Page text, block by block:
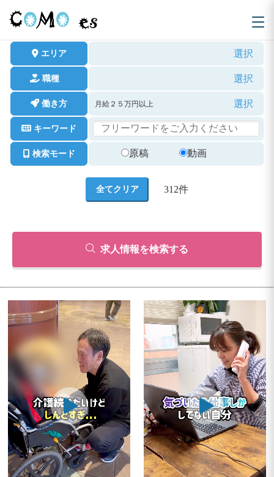
エリア 選択
職種 選択
働き方 月給２５万円以上 選択
キーワード
検索モード 原稿 動画
312件
求人情報を検索する